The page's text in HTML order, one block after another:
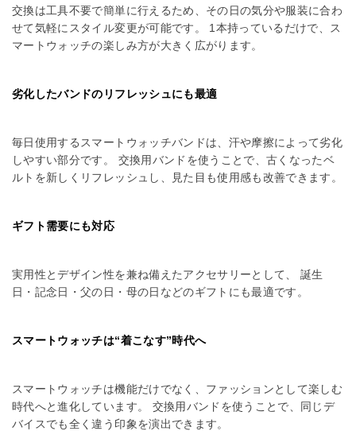
交換は工具不要で簡単に行えるため、その日の気分や服装に合わ
せて気軽にスタイル変更が可能です。 1本持っているだけで、ス
マートウォッチの楽しみ方が大きく広がります。
劣化したバンドのリフレッシュにも最適
毎日使用するスマートウォッチバンドは、汗や摩擦によって劣化
しやすい部分です。 交換用バンドを使うことで、古くなったベ
ルトを新しくリフレッシュし、見た目も使用感も改善できます。
ギフト需要にも対応
実用性とデザイン性を兼ね備えたアクセサリーとして、 誕生
日・記念日・父の日・母の日などのギフトにも最適です。
スマートウォッチは“着こなす”時代へ
スマートウォッチは機能だけでなく、ファッションとして楽しむ
時代へと進化しています。 交換用バンドを使うことで、同じデ
バイスでも全く違う印象を演出できます。